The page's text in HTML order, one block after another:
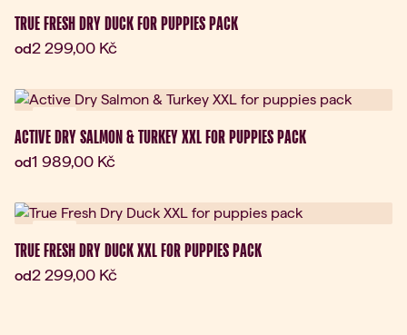
TRUE FRESH DRY DUCK FOR PUPPIES PACK
odAktuální cena:
2 299,00 Kč
ACTIVE DRY SALMON & TURKEY XXL FOR PUPPIES PACK
odAktuální cena:
1 989,00 Kč
TRUE FRESH DRY DUCK XXL FOR PUPPIES PACK
odAktuální cena:
2 299,00 Kč